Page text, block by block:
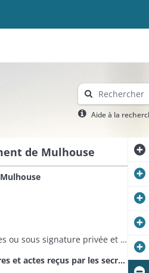
Aide à la
de Mulhouse
Actes passés devant notaires ou sous signature privée et actes reçus par les secrétaires des corps municipaux et administratifs
corps administratifs / Actes civils publics / Bürgerliche Urkunden